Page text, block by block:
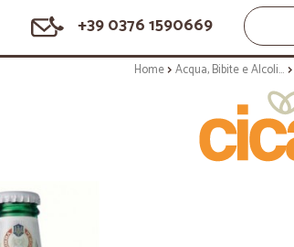
+39 0376 1590669
Home Acqua, Bibite e Alcolici